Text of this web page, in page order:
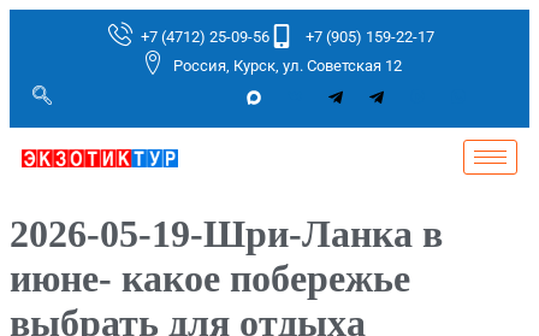
+7 (4712) 25-09-56
+7 (905) 159-22-17
Россия, Курск, ул. Советская 12
2026-05-19-Шри-Ланка в
июне- какое побережье
выбрать для отдыха